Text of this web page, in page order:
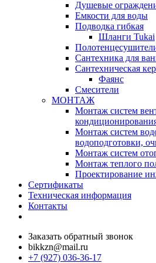
Душевые
Емкости для воды
Подводка гибкая
Шланги Tukai
Сантехника для
Сантехническая
Фаянс
Смесители
МОНТАЖ
Монтаж систем
Монтаж систем
водоподготовки,
Монтаж систем
Монтаж теплого
Проектирование
Сертификаты
Техническая информация
Контакты
Заказать обратный звонок
bikkzn@mail.ru
+7 (927) 036-36-17